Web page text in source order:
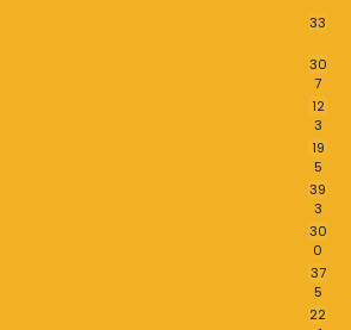
33
30
7
12
3
19
5
39
3
30
0
37
5
22